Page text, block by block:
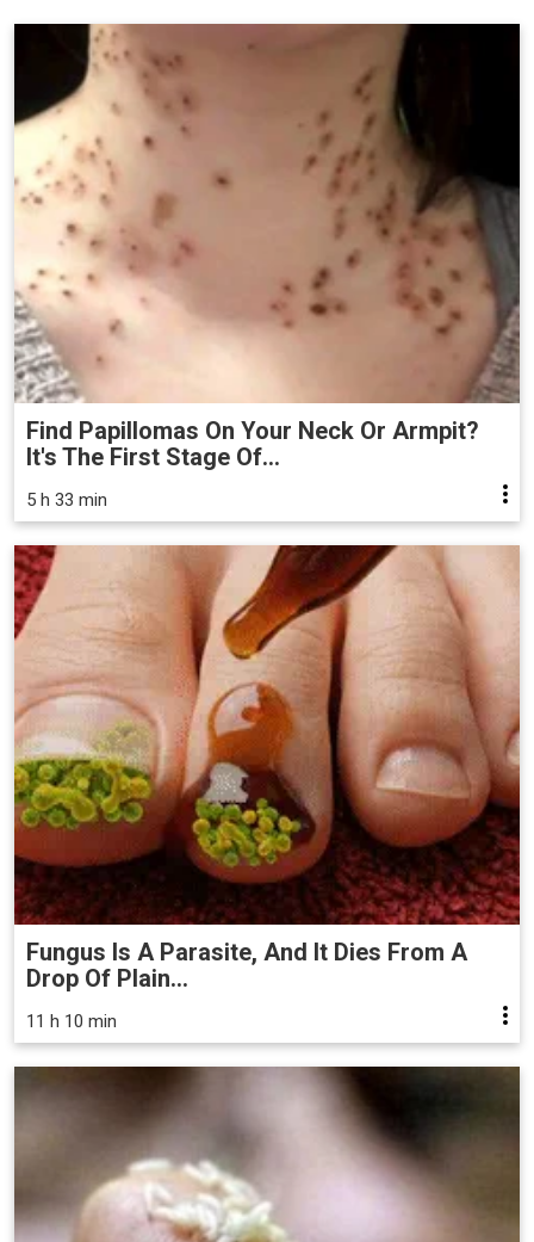
Find Papillomas On Your Neck Or Armpit?
It's The First Stage Of...
5 h 33 min
Fungus Is A Parasite, And It Dies From A
Drop Of Plain...
11 h 10 min